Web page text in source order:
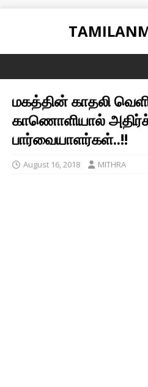
மகத்தின் காதலி
காணொளியால்
பார்வையாளர்கள்..!!
August 16, 2018 MITHRA